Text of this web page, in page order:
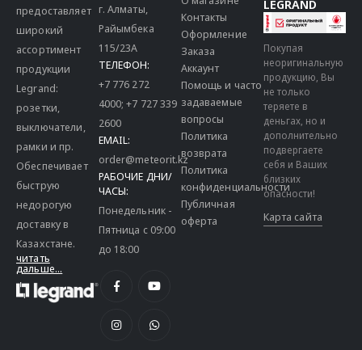
предоставляет
широкий
ассортимент
продукции
Legrand:
розетки,
выключатели,
рамки и пр.
Обеспечивает
быструю
недорогую
доставку в
Казахстане.
читать
дальше...
г. Алматы,
Райымбека
115/23A
ТЕЛЕФОН:
+7 776 272
4000;+7 727 339
2600
EMAIL:
order@meteorit.kz
РАБОЧИЕ ДНИ/
ЧАСЫ:
Понедельник -
Пятница с 09:00
до 18:00
Контакты
Оформление
Заказа
Аккаунт
Помощь и часто
задаваемые
вопросы
Политика
возврата
Политика
конфиденциальности
Публичная
оферта
LEGRAND
Покупая
неоригинальную
продукцию, Вы
не только
теряете в
деньгах, но и
дополнительно
подвергаете
себя и Ваших
близких
опасности!
Карта сайта